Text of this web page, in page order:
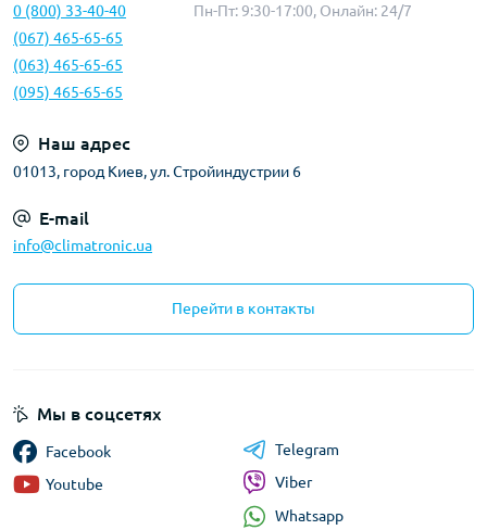
0 (800) 33-40-40
(067) 465-65-65
(063) 465-65-65
(095) 465-65-65
Пн-Пт: 9:30-17:00, Онлайн: 24/7
Наш адрес
01013, город Киев, ул. Стройиндустрии 6
E-mail
info@climatronic.ua
Перейти в контакты
Мы в соцсетях
Facebook
Youtube
Telegram
Viber
Whatsapp